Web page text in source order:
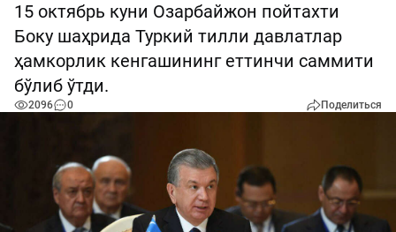
15 октябрь куни Озарбайжон пойтахти
Боку шаҳрида Туркий тилли давлатлар
ҳамкорлик кенгашининг еттинчи саммити
бўлиб ўтди.
2096 0 Поделиться